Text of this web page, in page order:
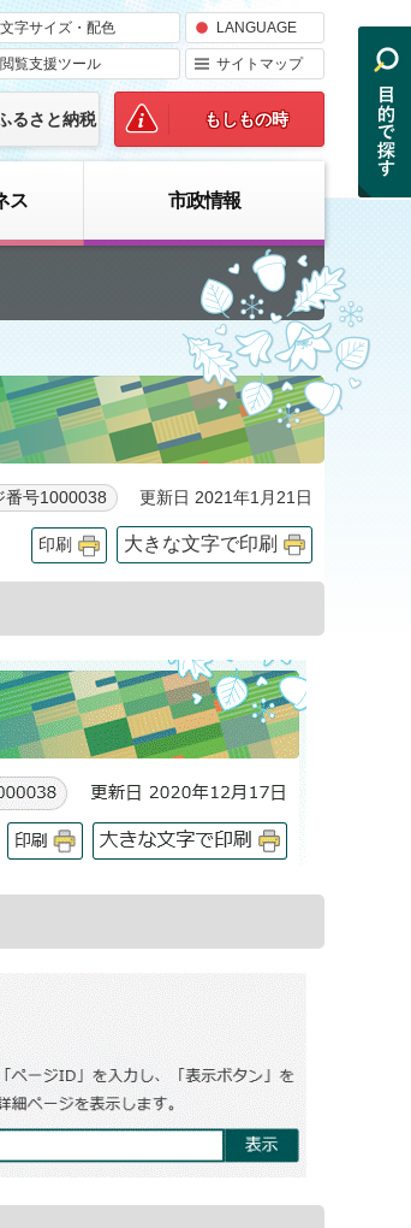
文字サイズ・配色 LANGUAGE
閲覧支援ツール サイトマップ
るさと納税 もしもの時
ス 市政情報
番号1000038 更新日 2021年1月21日
印刷 大きな文字で印刷